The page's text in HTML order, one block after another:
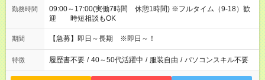
勤務時間
09:00～17:00(実働7時間 休憩1時間) ※フルタイム（9-18）歓
迎 時短相談もOK
期間 【急募】即日～長期 ※即日～！
特徴 履歴書不要 / 40～50代活躍中 / 服装自由 / パソコンスキル不要